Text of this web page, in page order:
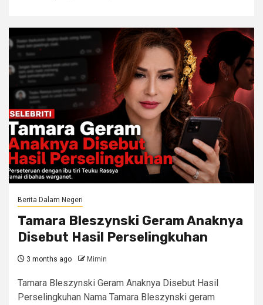
Berita Dalam Negeri
Tamara Bleszynski Geram Anaknya
Disebut Hasil Perselingkuhan
3 months ago Mimin
Tamara Bleszynski Geram Anaknya Disebut Hasil
Perselingkuhan Nama Tamara Bleszynski geram